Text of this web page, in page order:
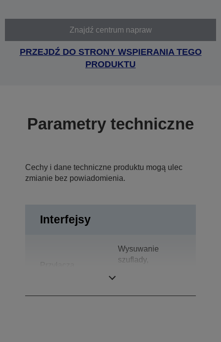
Znajdź centrum napraw
PRZEJDŹ DO STRONY WSPIERANIA TEGO
PRODUKTU
Parametry techniczne
Cechy i dane techniczne produktu mogą ulec
zmianie bez powiadomienia.
Interfejsy
Wysuwanie
szuflady,